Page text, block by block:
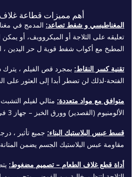
أهم مميزات قطاعة
المغناطيسي و شفط تصاعد: المدمج في
تعليقه على الثلاجة أو الميكروويف، أو
المطبخ مع أكواب شفط قوية ل حر اليدين ،
تقنية كسر النقاط:
الفتحة-لذلك لن تضطر أبدا إلى العثور على
متوافق مع مواد متعددة: مثالي لفيلم
الألومنيوم (القصدير) وورق الخبز – جهاز 3 في 1.
قسط عبس البلاستيك البناء: جميع تأثير ،
مقاومة عبس البلاستيك الجسم يضمن
أداة قطع غلاف الطعام – تصميم مضغوط: